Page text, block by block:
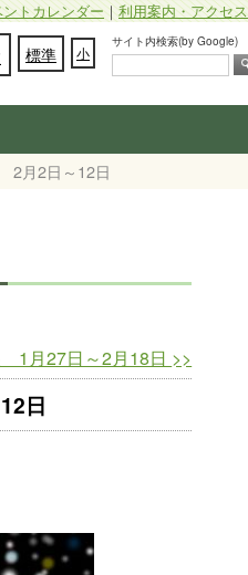
トカレンダー｜利用案内・アクセス
サイト内検索(by Google)
標準 小
2月2日～12日
1月27日～2月18日 >>
日